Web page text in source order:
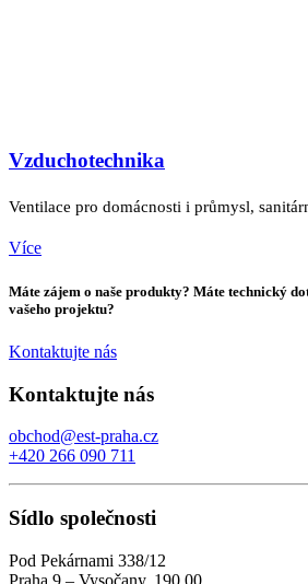
Vzduchotechnika
Ventilace pro domácnosti i průmysl,
Více
Máte zájem o naše produkty? Máte technický
vašeho projektu?
Kontaktujte nás
Kontaktujte nás
obchod@est-praha.cz
+420 266 090 711
Sídlo společnosti
Pod Pekárnami 338/12
Praha 9 – Vysočany, 190 00